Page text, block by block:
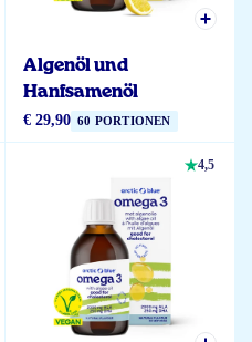
Algenöl und
Hanfsamenöl
€ 29,90 60 PORTIONEN
4,5